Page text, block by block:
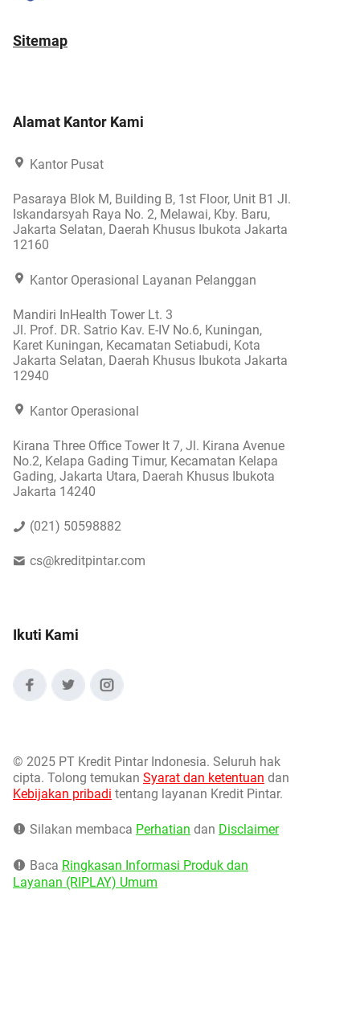
Sitemap
Alamat Kantor Kami
Kantor Pusat
Pasaraya Blok M, Building B, 1st Floor, Unit B1 Jl.
Iskandarsyah Raya No. 2, Melawai, Kby. Baru,
Jakarta Selatan, Daerah Khusus Ibukota Jakarta
12160
Kantor Operasional Layanan Pelanggan
Mandiri InHealth Tower Lt. 3
Jl. Prof. DR. Satrio Kav. E-IV No.6, Kuningan,
Karet Kuningan, Kecamatan Setiabudi, Kota
Jakarta Selatan, Daerah Khusus Ibukota Jakarta
12940
Kantor Operasional
Kirana Three Office Tower lt 7, Jl. Kirana Avenue
No.2, Kelapa Gading Timur, Kecamatan Kelapa
Gading, Jakarta Utara, Daerah Khusus Ibukota
Jakarta 14240
(021) 50598882
cs@kreditpintar.com
Ikuti Kami
© 2025 PT Kredit Pintar Indonesia. Seluruh hak
cipta. Tolong temukan Syarat dan ketentuan dan
Kebijakan pribadi tentang layanan Kredit Pintar.
Silakan membaca Perhatian dan Disclaimer
Baca Ringkasan Informasi Produk dan
Layanan (RIPLAY) Umum